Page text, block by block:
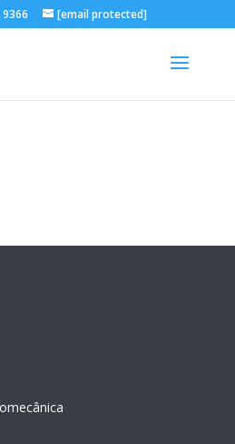
[email protected]